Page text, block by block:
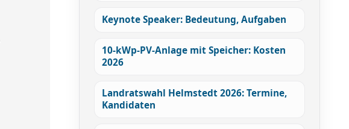
Keynote Speaker: Bedeutung, Aufgaben
10-kWp-PV-Anlage mit Speicher: Kosten
2026
Landratswahl Helmstedt 2026: Termine,
Kandidaten